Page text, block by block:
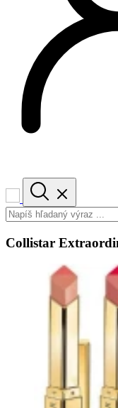
Collistar